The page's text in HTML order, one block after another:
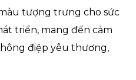
tượng trưng cho sức
triển, mang đến cảm
điệp yêu thương,